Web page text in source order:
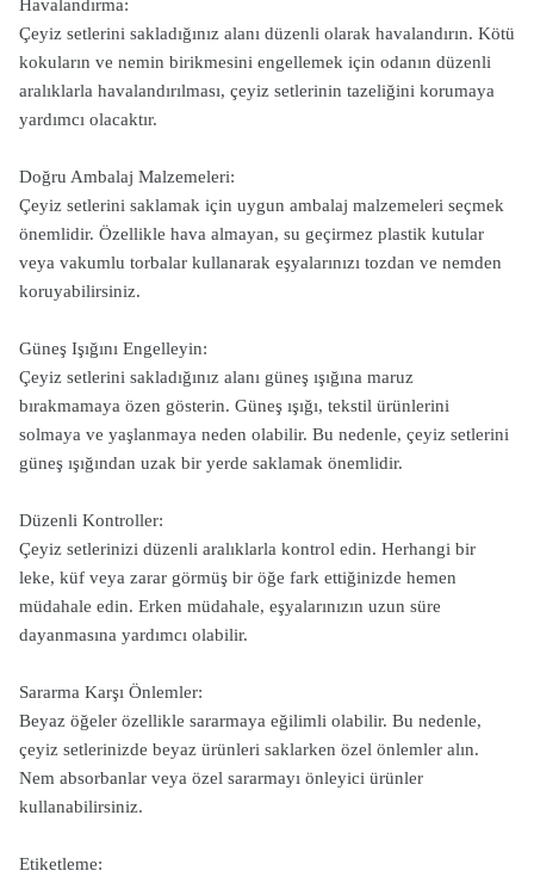
Havalandırma:
Çeyiz setlerini sakladığınız alanı düzenli olarak havalandırın. Kötü
kokuların ve nemin birikmesini engellemek için odanın düzenli
aralıklarla havalandırılması, çeyiz setlerinin tazeliğini korumaya
yardımcı olacaktır.
Doğru Ambalaj Malzemeleri:
Çeyiz setlerini saklamak için uygun ambalaj malzemeleri seçmek
önemlidir. Özellikle hava almayan, su geçirmez plastik kutular
veya vakumlu torbalar kullanarak eşyalarınızı tozdan ve nemden
koruyabilirsiniz.
Güneş Işığını Engelleyin:
Çeyiz setlerini sakladığınız alanı güneş ışığına maruz
bırakmamaya özen gösterin. Güneş ışığı, tekstil ürünlerini
solmaya ve yaşlanmaya neden olabilir. Bu nedenle, çeyiz setlerini
güneş ışığından uzak bir yerde saklamak önemlidir.
Düzenli Kontroller:
Çeyiz setlerinizi düzenli aralıklarla kontrol edin. Herhangi bir
leke, küf veya zarar görmüş bir öğe fark ettiğinizde hemen
müdahale edin. Erken müdahale, eşyalarınızın uzun süre
dayanmasına yardımcı olabilir.
Sararma Karşı Önlemler:
Beyaz öğeler özellikle sararmaya eğilimli olabilir. Bu nedenle,
çeyiz setlerinizde beyaz ürünleri saklarken özel önlemler alın.
Nem absorbanlar veya özel sararmayı önleyici ürünler
kullanabilirsiniz.
Etiketleme: